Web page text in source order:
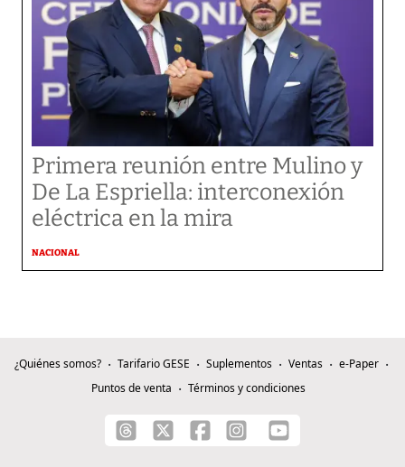
Primera reunión entre Mulino y
De La Espriella: interconexión
eléctrica en la mira
NACIONAL
¿Quiénes somos? Tarifario GESE Suplementos Ventas
e-Paper
Puntos de venta
Términos y condiciones